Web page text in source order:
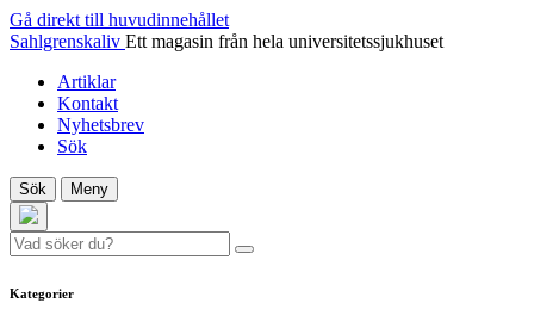
Gå direkt till huvudinnehållet
Sahlgrenskaliv Ett magasin från hela universitetssjukhuset
Artiklar
Kontakt
Nyhetsbrev
Sök
Sök Meny
Kategorier